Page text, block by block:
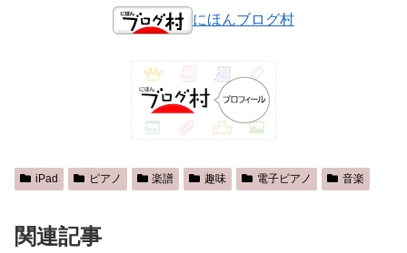
にほんブログ村
iPad ピアノ 楽譜 趣味 電子ピアノ 音楽
関連記事